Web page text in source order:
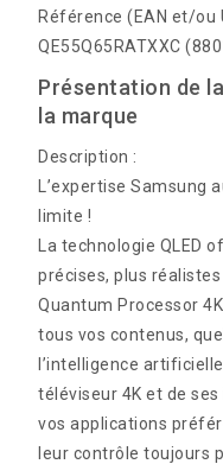
Référence (EAN et/ou
QE55Q65RATXXC
Présentation de la
la marque
Description :
L’expertise Samsung
limite !
La technologie QLED
précises, plus
Quantum Processor
tous vos contenus,
l’intelligence
téléviseur 4K et de
vos applications
leur contrôle toujours